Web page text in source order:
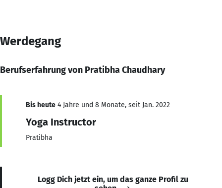
Werdegang
Berufserfahrung von Pratibha Chaudhary
Bis heute 4 Jahre und 8 Monate, seit Jan. 2022
Yoga Instructor
Pratibha
Logg Dich jetzt ein, um das ganze Profil zu